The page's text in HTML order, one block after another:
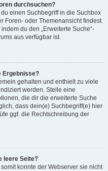
durchsuchen?
einen Suchbegriff in die Suchbox
Foren- oder Themenansicht findest.
du den „Erweiterte Suche“-
aus verfügbar ist.
Ergebnisse?
gehalten und enthielt zu viele
werden. Stelle eine
die dir die erweiterte Suche
dass dein(e) Suchbegriff(e) hier
ggf. die Rechtschreibung der
leere Seite?
konnte der Webserver sie nicht